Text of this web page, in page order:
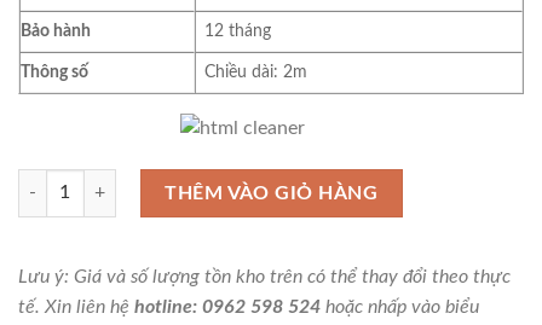
Bảo hành 12 tháng
Thông số Chiều dài: 2m
Thước cuộn 2m Niigata Seiki, ALCP-1620KD số lượng
THÊM VÀO GIỎ HÀNG
Lưu ý: Giá và số lượng tồn kho trên có thể thay đổi theo thực
tế. Xin liên hệ hotline: 0962 598 524 hoặc nhấp vào biểu